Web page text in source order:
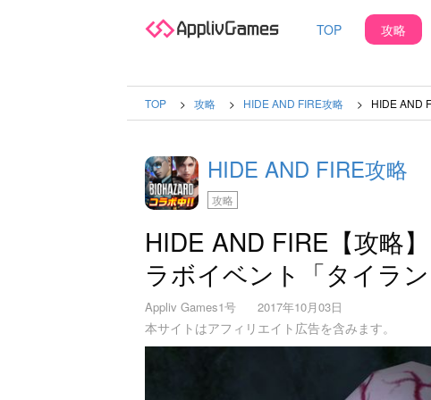
TOP 攻略
TOP 攻略 HIDE AND FIRE攻略 HIDE AND
HIDE AND FIRE攻略
攻略
HIDE AND FIRE【攻略
ラボイベント「タイラ
Appliv Games1号 2017年10月03日
本サイトはアフィリエイト広告を含みます。